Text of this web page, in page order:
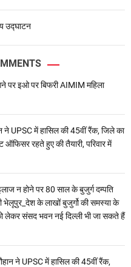
उद्घाटन
पर इओ पर बिफरी AIMIM महिला
ने UPSC में हासिल की 45वीं रैंक, जिले का
ऑफिसर रहते हुए की तैयारी, परिवार में
न होने पर 80 साल के बुजुर्ग दम्पति
भेलूपुर_देश के लाखों बुजुर्गो की समस्या के
लेकर संसद भवन नई दिल्ली भी जा सकते हैं
ने UPSC में हासिल की 45वीं रैंक,